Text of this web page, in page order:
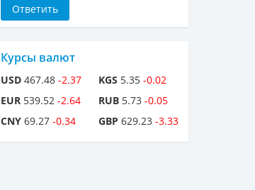
Курсы валют
USD 467.48 -2.37
EUR 539.52 -2.64
CNY 69.27 -0.34
KGS 5.35 -0.02
RUB 5.73 -0.05
GBP 629.23 -3.33